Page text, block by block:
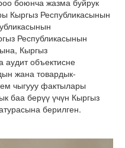
боюнча жазма буйрук
Кыргыз Республикасынын
Республикасынын
Кыргыз
аудит объектисне
жана товардык-
чыгууу фактылары
баа берүү үчүн Кыргыз
берилген.